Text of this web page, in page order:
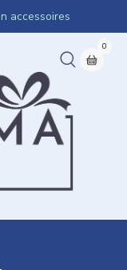
accessoires
0